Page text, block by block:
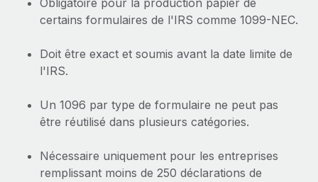
Obligatoire pour la production papier de
certains formulaires de l'IRS comme 1099-NEC.
Doit être exact et soumis avant la date limite de
l'IRS.
Un 1096 par type de formulaire ne peut pas
être réutilisé dans plusieurs catégories.
Nécessaire uniquement pour les entreprises
remplissant moins de 250 déclarations de